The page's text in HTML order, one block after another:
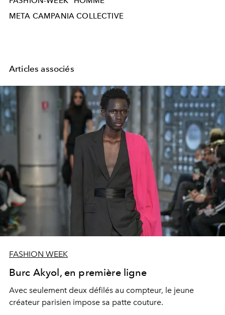
META CAMPANIA COLLECTIVE
Articles associés
FASHION WEEK
Burc Akyol, en première ligne
Avec seulement deux défilés au compteur, le jeune
créateur parisien impose sa patte couture.